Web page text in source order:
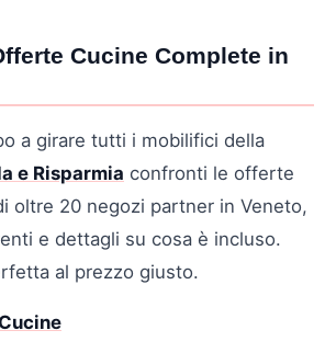
Cucine Complete in
a girare tutti i mobilifici della
e Risparmia confronti le offerte
oltre 20 negozi partner in Veneto,
e dettagli su cosa è incluso.
al prezzo giusto.